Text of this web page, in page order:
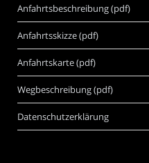
Anfahrtsbeschreibung (pdf)
Anfahrtsskizze (pdf)
Anfahrtskarte (pdf)
Wegbeschreibung (pdf)
Datenschutzerklärung